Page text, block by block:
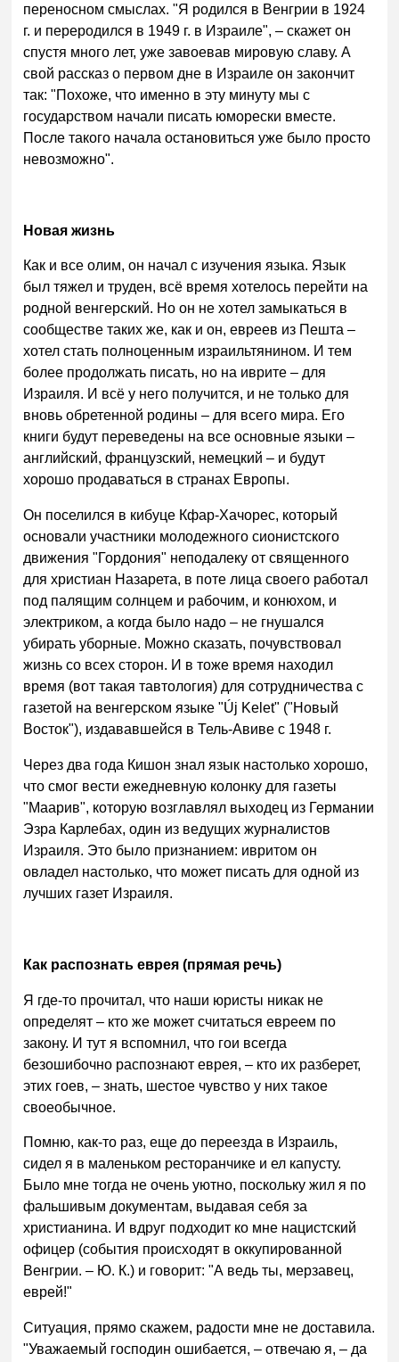
переносном смыслах. "Я родился в Венгрии в 1924
г. и переродился в 1949 г. в Израиле", – скажет он
спустя много лет, yже завоевав мировую славу. А
свой рассказ о первом дне в Израиле он закончит
так: "Похоже, что именно в эту минуту мы с
государством начали писать юморески вместе.
После такого начала остановиться уже было просто
невозможно".
Новая жизнь
Как и все олим, он начал с изучения языка. Язык
был тяжел и труден, всё время хотелось перейти на
родной венгерский. Но он не хотел замыкаться в
сообществе таких же, как и он, евреев из Пешта –
хотел стать полноценным израильтянином. И тем
более продолжать писать, но на иврите – для
Израиля. И всё у него получится, и не только для
вновь обретенной родины – для всего мира. Его
книги будут переведены на все основные языки –
английский, французский, немецкий – и будут
хорошо продаваться в странах Европы.
Он поселился в кибуце Кфар-Хачорес, который
основали участники молодежного сионистского
движения "Гордония" неподалеку от священного
для христиан Назарета, в поте лица своего работал
под палящим солнцем и рабочим, и конюхом, и
электриком, а когда было надо – не гнушался
убирать уборные. Можно сказать, почувствовал
жизнь со всех сторон. И в тоже время находил
время (вот такая тавтология) для сотрудничества с
газетой на венгерском языке "Új Kelet" ("Новый
Восток"), издававшейся в Тель-Авиве с 1948 г.
Через два года Кишон знал язык настолько хорошо,
что смог вести ежедневную колонку для газеты
"Маарив", которую возглавлял выходец из Германии
Эзра Карлебах, один из ведущих журналистов
Израиля. Это было признанием: ивритом он
овладел настолько, что может писать для одной из
лучших газет Израиля.
Как распознать еврея (прямая речь)
Я где-то прочитал, что наши юристы никак не
определят – кто же может считаться евреем по
закону. И тут я вспомнил, что гои всегда
безошибочно распознают еврея, – кто их разберет,
этих гоев, – знать, шестое чувство у них такое
своеобычное.
Помню, как-то раз, еще до переезда в Израиль,
сидел я в маленьком ресторанчике и ел капусту.
Было мне тогда не очень уютно, поскольку жил я по
фальшивым документам, выдавая себя за
христианина. И вдруг подходит ко мне нацистский
офицер (события происходят в оккупированной
Венгрии. – Ю. К.) и говорит: "А ведь ты, мерзавец,
еврей!"
Ситуация, прямо скажем, радости мне не доставила.
"Уважаемый господин ошибается, – отвечаю я, – да